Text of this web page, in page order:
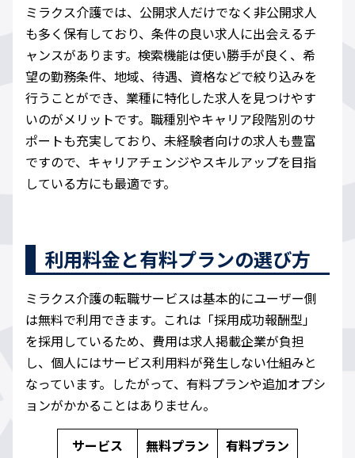
ミラクス介護では、公開求人だけでなく非公開求人
も多く保有しており、条件の良い求人に出会えるチ
ャンスがあります。検索機能は使い勝手が良く、希
望の勤務条件、地域、待遇、資格などで絞り込みを
行うことができ、業種に特化した求人を見つけやす
いのがメリットです。職種別やキャリア段階別のサ
ポートも充実しており、未経験者向けの求人も豊富
ですので、キャリアチェンジやスキルアップを目指
している方にも最適です。
利用料金と有料プランの選び方
ミラクス介護の転職サービスは基本的にユーザー側
は無料で利用できます。これは「採用成功報酬型」
を採用しているため、費用は求人掲載企業が負担
し、個人にはサービス利用料が発生しない仕組みと
なっています。したがって、有料プランや追加オプシ
ョンがかかることはありません。
サービス 無料プラン
有料プラン